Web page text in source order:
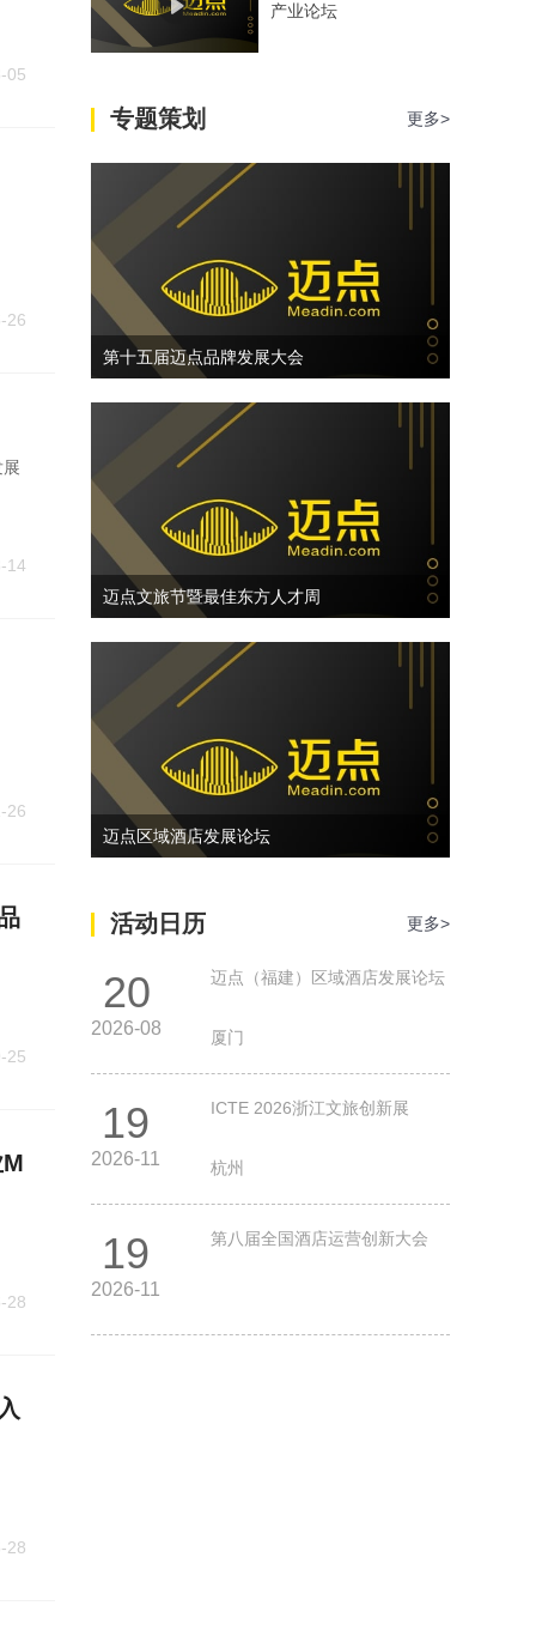
05
26
14
26
25
28
28
产业论坛
专题策划 更多>
第十五届迈点品牌发展大会
迈点文旅节暨最佳东方人才周
迈点区域酒店发展论坛
活动日历 更多>
20
2026-08
迈点（福建）区域酒店发展论坛
厦门
19
2026-11
ICTE 2026浙江文旅创新展
杭州
19
2026-11
第八届全国酒店运营创新大会